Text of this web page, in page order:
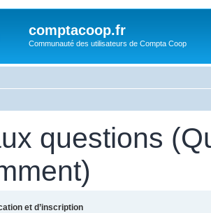
comptacoop.fr
Communauté des utilisateurs de Compta Coop
questions
et d’inscription